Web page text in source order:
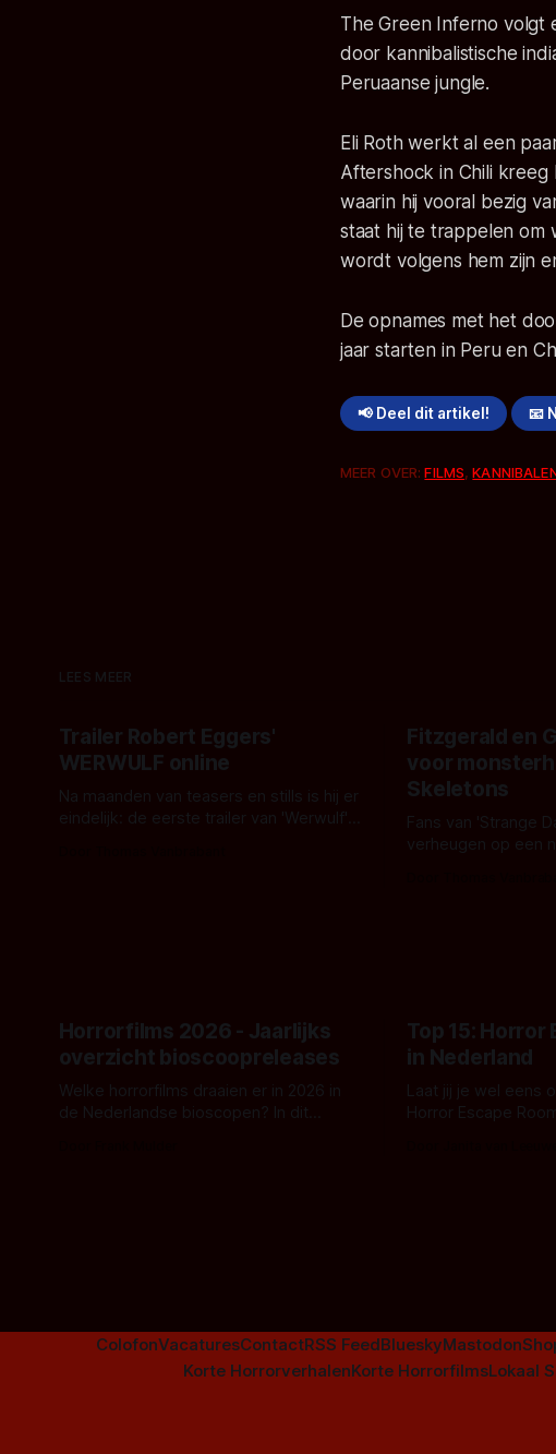
The Green Inferno volgt
door kannibalistische
Peruaanse jungle.
Eli Roth werkt al een
Aftershock in Chili kreeg
waarin hij vooral bezig
staat hij te trappelen om
wordt volgens hem zijn
De opnames met het
jaar starten in Peru en
📢 Deel dit artikel! 📧
MEER OVER:FILMS,
LEES MEER
Trailer Robert Eggers'
WERWULF online
Na maanden van teasers en stills is hij er
eindelijk: de eerste trailer van 'Werwulf'.
Fitzgerald en
voor
Skeletons
Fans van 'Strange
verheugen op een
Horrorfilms 2026 - Jaarlijks
overzicht bioscoopreleases
Welke horrorfilms draaien er in 2026 in
de Nederlandse bioscopen? In dit
Top 15: Horror
in Nederland
Laat jij je wel eens
Horror Escape
ColofonVacaturesContactRSS FeedBlueskyMastodon
Korte HorrorverhalenKorte HorrorfilmsLokaal